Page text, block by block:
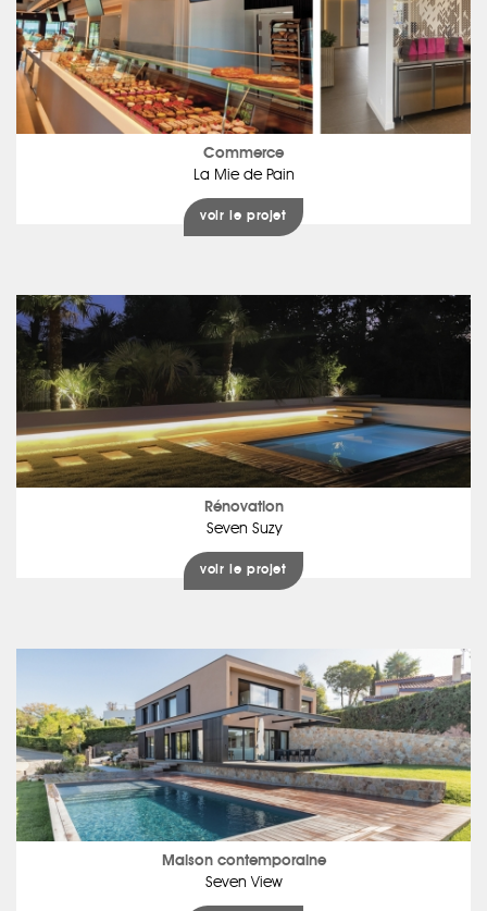
Commerce
La Mie de Pain
voir le projet
Rénovation
Seven Suzy
voir le projet
Maison contemporaine
Seven View